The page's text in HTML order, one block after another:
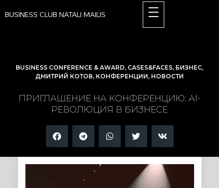
BUSINESS CLUB NATALI MAILIS
BUSINESS CONFERENCE & AWARD, CASES&FACES, БИЗНЕС,
ДМИТРИЙ КОТОВ, КОНФЕРЕНЦИИ, НОВОСТИ
ПРИГЛАШЕНИЕ НА КОНФЕРЕНЦИЮ: AI-
РЕВОЛЮЦИЯ В БИЗНЕСЕ